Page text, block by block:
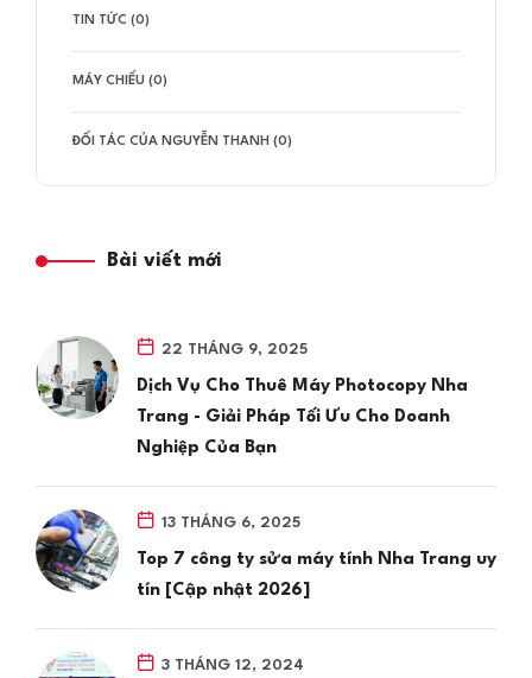
TIN TỨC (0)
MÁY CHIẾU (0)
ĐỐI TÁC CỦA NGUYỄN THANH (0)
Bài viết mới
22 THÁNG 9, 2025
Dịch Vụ Cho Thuê Máy Photocopy Nha
Trang - Giải Pháp Tối Ưu Cho Doanh
Nghiệp Của Bạn
13 THÁNG 6, 2025
Top 7 công ty sửa máy tính Nha Trang uy
tín [Cập nhật 2026]
3 THÁNG 12, 2024